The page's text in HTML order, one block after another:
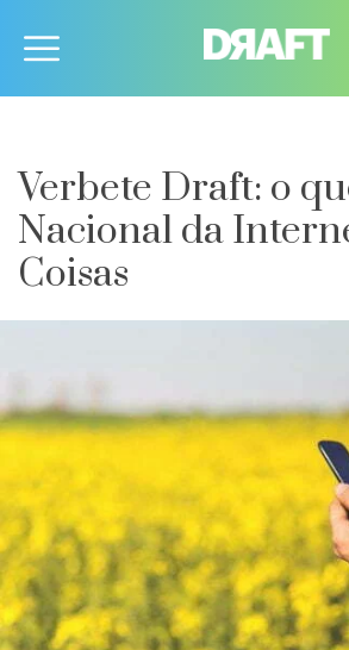
Verbete Draft: o
Nacional da
Coisas